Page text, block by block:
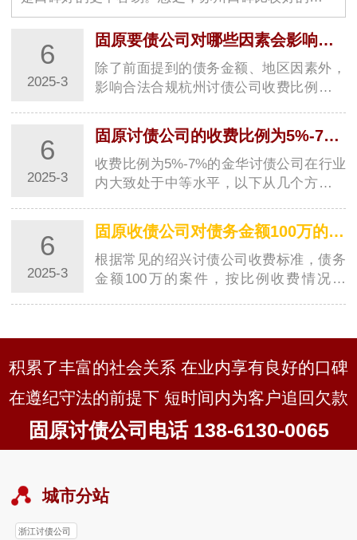
公司具有高素质的专业团队、保障债权人权益、高效
率、良好的沟通能力、严谨的工作态度、灵活性、良
好…6
2025-3
固原要债公司对哪些因素会影响的收费比例？
除了前面提到的债务金额、地区因素外，
影响合法合规杭州讨债公司收费比例的因
度- **债务关系清晰度**：如果债务关系明
确，有清晰的借条、合同等证据，收账难
度相…
6
2025-3
固原讨债公司的收费比例为5%-7%在行业内属于什么水平？
收费比例为5%-7%的金华讨债公司在行业
内大致处于中等水平，以下从几个方面来
对比- **与低收费比例金华讨债公司对比
**：一般来说，一些金华讨债公司收费比
例可能…
6
2025-3
固原收债公司对债务金额100万的案件按比例收费大概是多少？
根据常见的绍兴讨债公司收费标准，债务
金额100万的案件，按比例收费情况如
较高比例7%收费**：收费金额为\(100万
\times7…
积累了丰富的社会关系 在业内享有良好的口碑
在遵纪守法的前提下 短时间内为客户追回欠款
固原讨债公司电话 138-6130-0065
城市分站
浙江讨债公司